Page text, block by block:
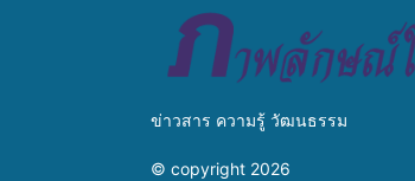
ข่าวสาร ความรู้ วัฒนธรรม
© copyright 2026